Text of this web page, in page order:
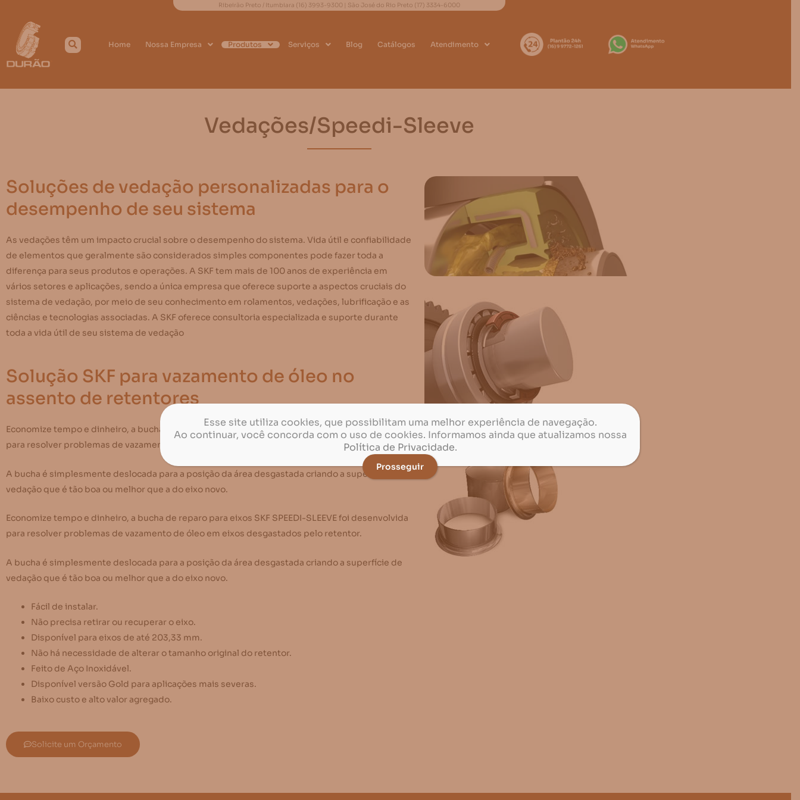
Ribeirão Preto / Itumbiara (16) 3993-9300 | São José do Rio Preto (17) 3334-6000
Home Nossa Empresa Produtos Serviços Blog Catálogos Atendimento
Vedações/Speedi-Sleeve
Soluções de vedação personalizadas para o
desempenho de seu sistema
As vedações têm um impacto crucial sobre o desempenho do sistema. Vida útil e confiabilidade
de elementos que geralmente são considerados simples componentes pode fazer toda a
diferença para seus produtos e operações. A SKF tem mais de 100 anos de experiência em
vários setores e aplicações, sendo a única empresa que oferece suporte a aspectos cruciais do
sistema de vedação, por meio de seu conhecimento em rolamentos, vedações, lubrificação e as
ciências e tecnologias associadas. A SKF oferece consultoria especializada e suporte durante
toda a vida útil de seu sistema de vedação
Solução SKF para vazamento de óleo no
assento de retentores
Economize tempo e dinheiro, a bucha de reparo para eixos SKF SPEEDI-SLEEVE foi desenvolvida
para resolver problemas de vazamento de óleo em eixos desgastados pelo retentor.
A bucha é simplesmente deslocada para a posição da área desgastada criando a superfície de
vedação que é tão boa ou melhor que a do eixo novo.
Economize tempo e dinheiro, a bucha de reparo para eixos SKF SPEEDI-SLEEVE foi desenvolvida
para resolver problemas de vazamento de óleo em eixos desgastados pelo retentor.
A bucha é simplesmente deslocada para a posição da área desgastada criando a superfície de
vedação que é tão boa ou melhor que a do eixo novo.
Fácil de instalar.
Não precisa retirar ou recuperar o eixo.
Disponível para eixos de até 203,33 mm.
Não há necessidade de alterar o tamanho original do retentor.
Feito de Aço Inoxidável.
Disponível versão Gold para aplicações mais severas.
Baixo custo e alto valor agregado.
Solicite um Orçamento
Esse site utiliza cookies, que possibilitam uma melhor experiência de navegação.
Ao continuar, você concorda com o uso de cookies. Informamos ainda que atualizamos nossa
Política de Privacidade.
Prosseguir